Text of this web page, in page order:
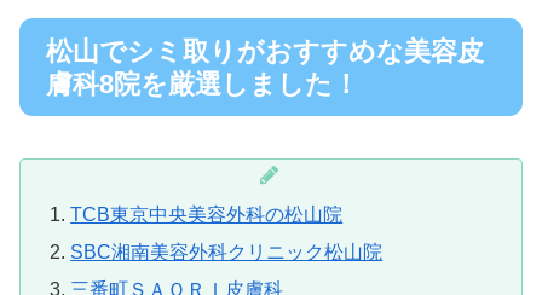
松山でシミ取りがおすすめな美容皮
膚科8院を厳選しました！
TCB東京中央美容外科の松山院
SBC湘南美容外科クリニック松山院
三番町ＳＡＯＲＩ皮膚科